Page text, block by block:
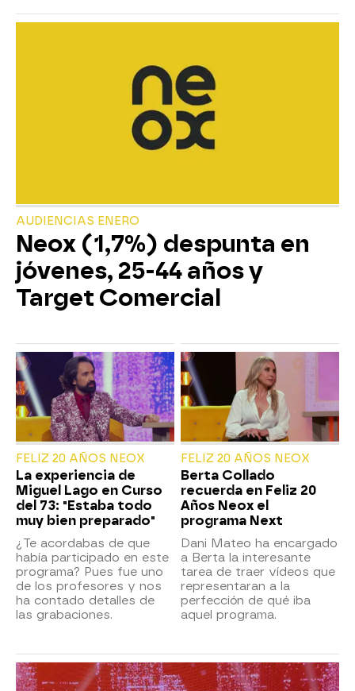
AUDIENCIAS ENERO
Neox (1,7%) despunta en
jóvenes, 25-44 años y
Target Comercial
FELIZ 20 AÑOS NEOX
La experiencia de
Miguel Lago en Curso
del 73: "Estaba todo
muy bien preparado"
¿Te acordabas de que
había participado en este
programa? Pues fue uno
de los profesores y nos
ha contado detalles de
las grabaciones.
FELIZ 20 AÑOS NEOX
Berta Collado
recuerda en Feliz 20
Años Neox el
programa Next
Dani Mateo ha encargado
a Berta la interesante
tarea de traer vídeos que
representaran a la
perfección de qué iba
aquel programa.